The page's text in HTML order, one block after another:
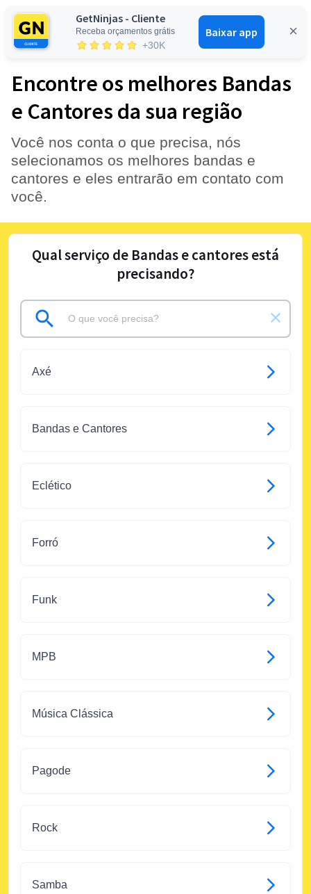
GetNinjas - Cliente
Receba orçamentos grátis
+30K
Baixar app
Entrar
Encontre os melhores Bandas
e Cantores da sua região
Você nos conta o que precisa, nós
selecionamos os melhores bandas e
cantores e eles entrarão em contato com
você.
Qual serviço de Bandas e cantores está
precisando?
Axé
Bandas e Cantores
Eclético
Forró
Funk
MPB
Música Clássica
Pagode
Rock
Samba